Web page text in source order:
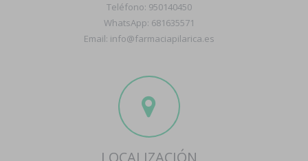
Teléfono: 950140450
WhatsApp: 681635571
Email: info@farmaciapilarica.es
LOCALIZACIÓN